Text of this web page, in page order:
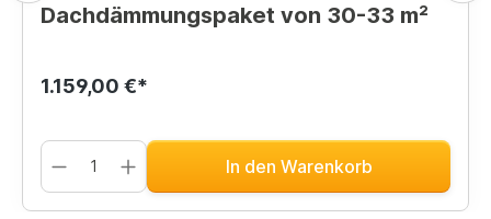
Dachdämmungspaket von 30-33 m²
1.159,00 €*
In den Warenkorb